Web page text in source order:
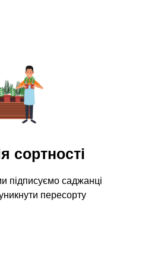
підписуємо саджанці
пересорту
сортності